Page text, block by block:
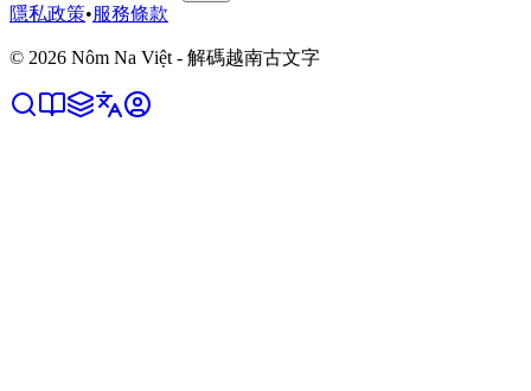
隱私政策•服務條款
© 2026 Nôm Na Việt - 解碼越南古文字